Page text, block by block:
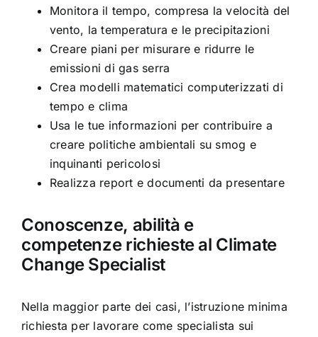
Monitora il tempo, compresa la velocità del
vento, la temperatura e le precipitazioni
Creare piani per misurare e ridurre le
emissioni di gas serra
Crea modelli matematici computerizzati di
tempo e clima
Usa le tue informazioni per contribuire a
creare politiche ambientali su smog e
inquinanti pericolosi
Realizza report e documenti da presentare
Conoscenze, abilità e
competenze richieste al Climate
Change Specialist
Nella maggior parte dei casi, l’istruzione minima
richiesta per lavorare come specialista sui